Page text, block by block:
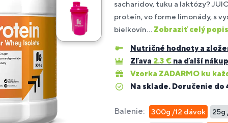
tyčinky
Bestsellery
na
svalovej
tukov
alergiou
pre
HYROX
Juicy
Protein
vyberte
DARČEK
šejker!*
sacharidov, tuku a laktózy?
proteín, vo forme limonády, s
bielkovín... Zobraziť celý popis
Nutričné hodnoty a
Zľava 2.3 € na ďalší nákup
Vzorka ZADARMO ku
Na sklade. Doručenie do
Balenie: 300g /12 dávok 25g